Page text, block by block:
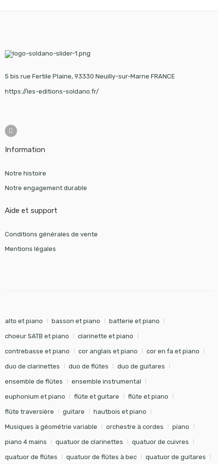
5 bis rue Fertile Plaine, 93330 Neuilly-sur-Marne FRANCE
https://les-editions-soldano.fr/
Information
Notre histoire
Notre engagement durable
Aide et support
Conditions générales de vente
Mentions légales
alto et piano basson et piano batterie et piano
choeur SATB et piano clarinette et piano
contrebasse et piano cor anglais et piano cor en fa et piano
duo de clarinettes duo de flûtes duo de guitares
ensemble de flûtes ensemble instrumental
euphonium et piano flûte et guitare flûte et piano
flûte traversière guitare hautbois et piano
Musiques à géométrie variable orchestre à cordes piano
piano 4 mains quatuor de clarinettes quatuor de cuivres
quatuor de flûtes quatuor de flûtes à bec quatuor de guitares